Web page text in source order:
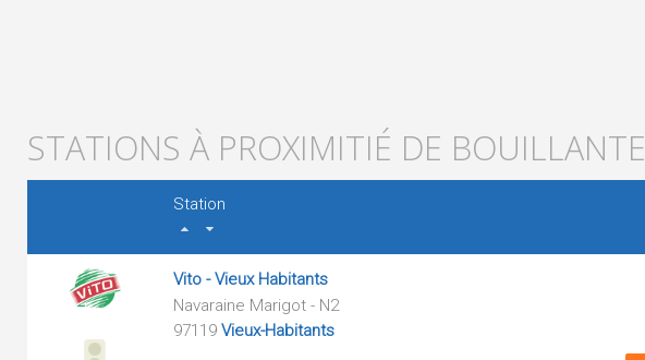
STATIONS À PROXIMITIÉ DE BOUILLANTE
Station
Vito - Vieux Habitants
Navaraine Marigot - N2
97119 Vieux-Habitants